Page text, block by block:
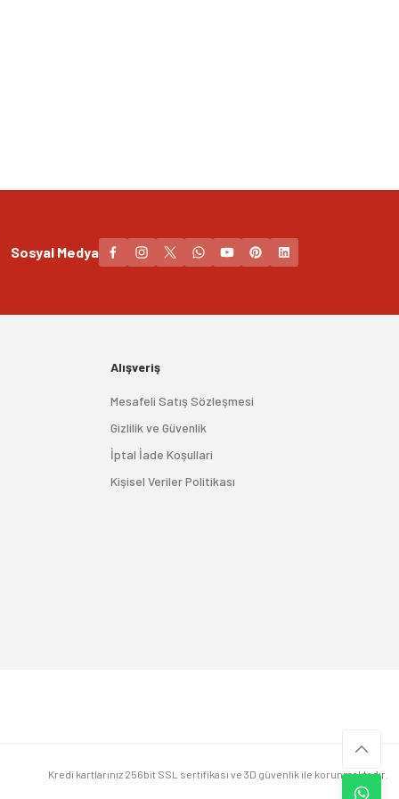
Sosyal Medya
Alışveriş
Mesafeli Satış Sözleşmesi
Gizlilik ve Güvenlik
İptal İade Koşullari
Kişisel Veriler Politikası
Kredi kartlarınız 256bit SSL sertifikası ve 3D güvenlik ile korunmaktadır.